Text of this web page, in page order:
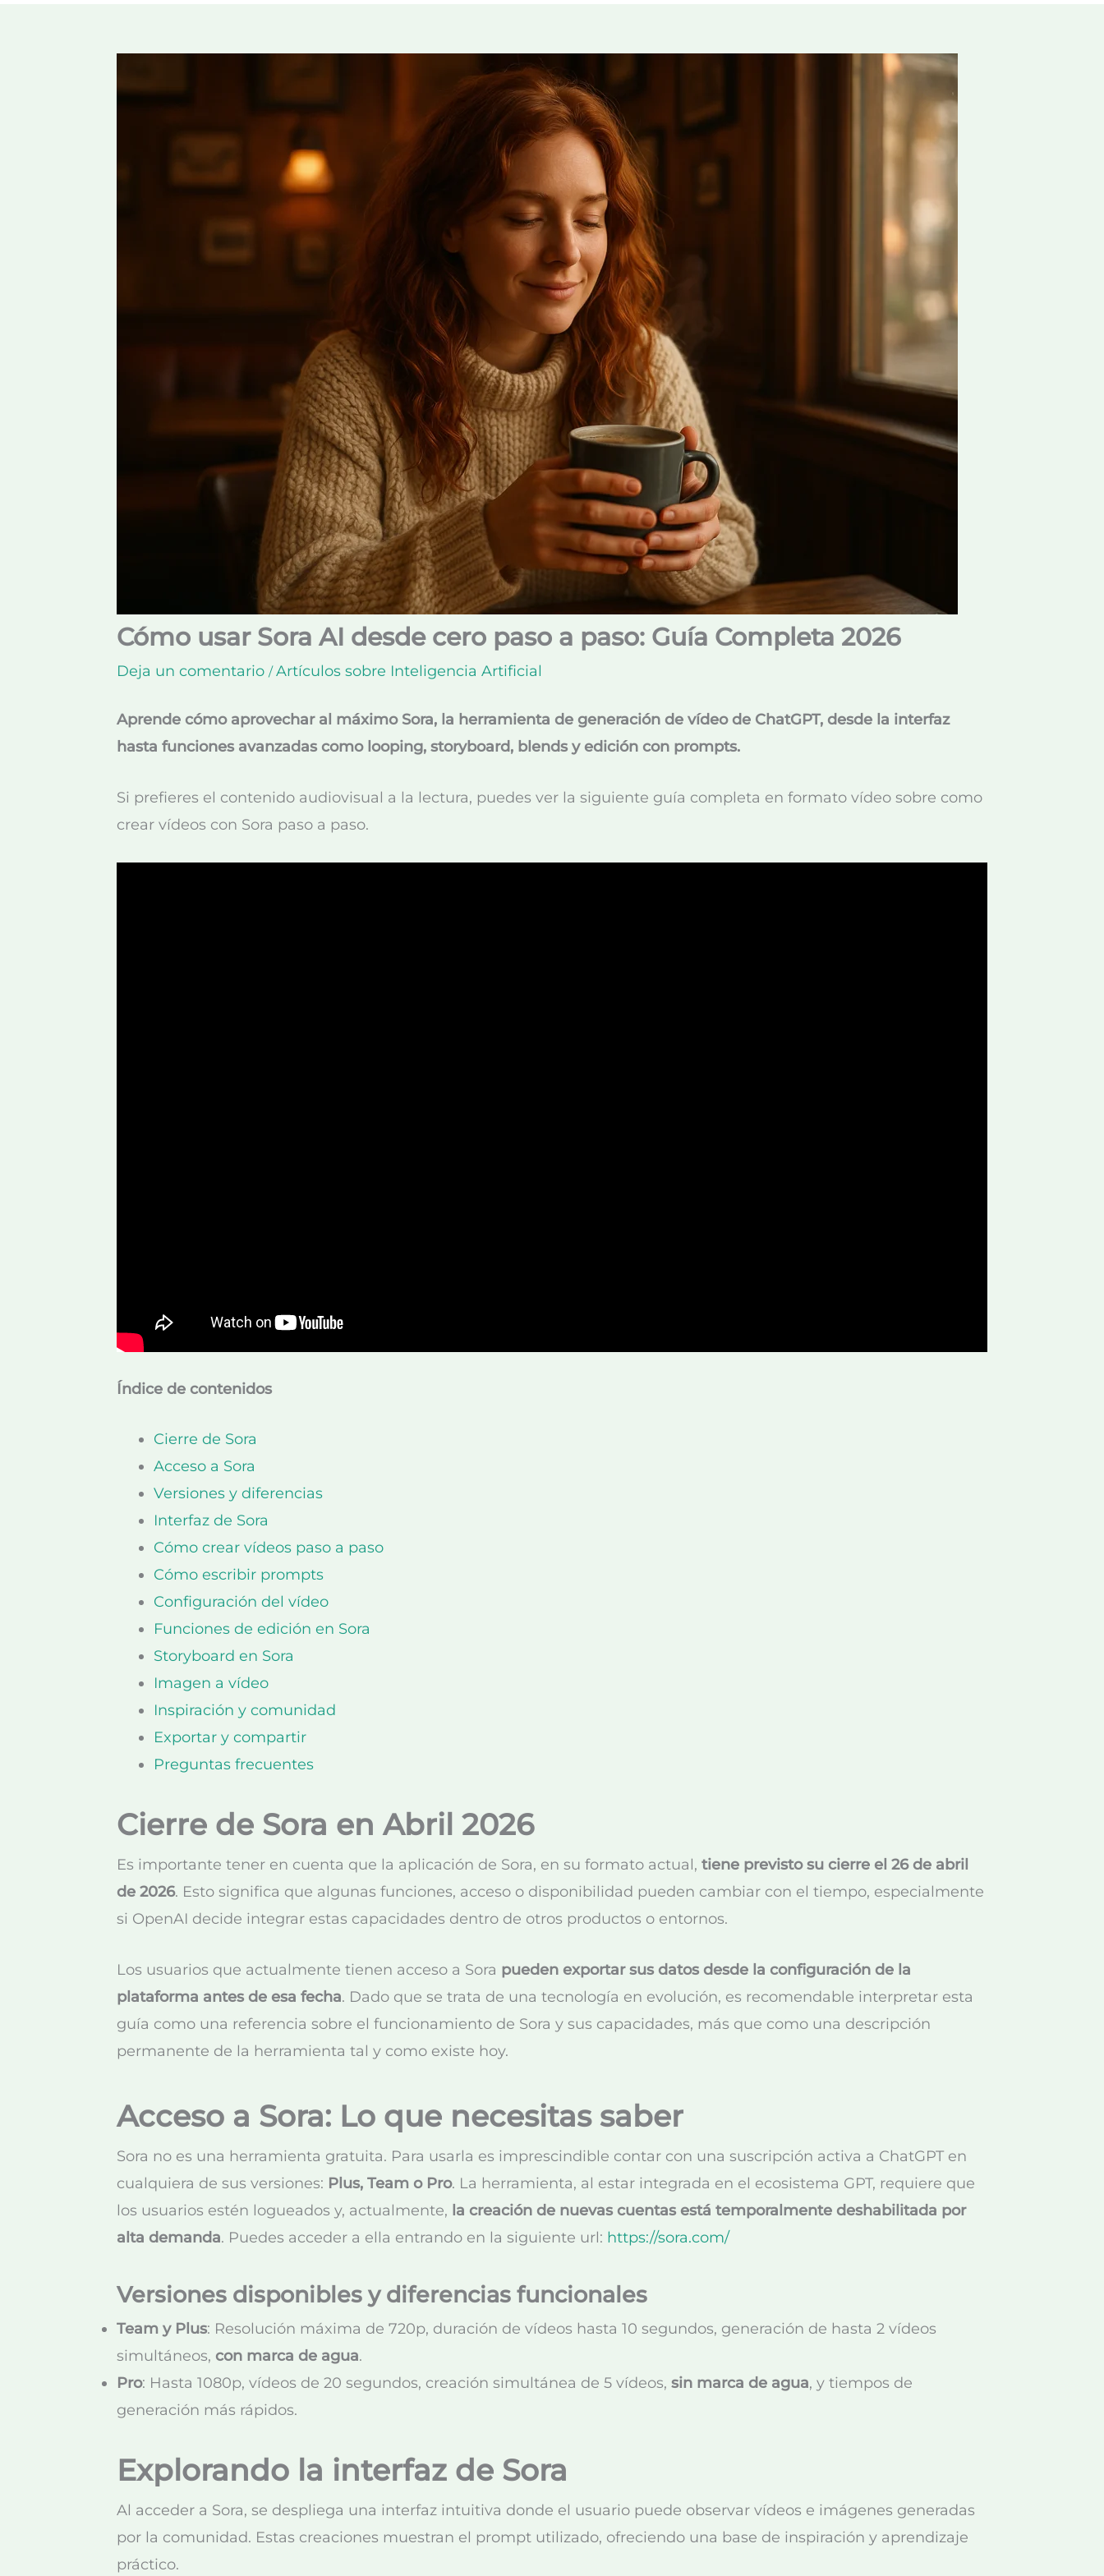
Cómo usar Sora AI desde cero paso a paso: Guía Completa 2026
Deja un comentario /Artículos sobre Inteligencia Artificial
Aprende cómo aprovechar al máximo Sora, la herramienta de generación de vídeo de ChatGPT, desde la interfaz
hasta funciones avanzadas como looping, storyboard, blends y edición con prompts.
Si prefieres el contenido audiovisual a la lectura, puedes ver la siguiente guía completa en formato vídeo sobre como
crear vídeos con Sora paso a paso.
Índice de contenidos
Cierre de Sora
Acceso a Sora
Versiones y diferencias
Interfaz de Sora
Cómo crear vídeos paso a paso
Cómo escribir prompts
Configuración del vídeo
Funciones de edición en Sora
Storyboard en Sora
Imagen a vídeo
Inspiración y comunidad
Exportar y compartir
Preguntas frecuentes
Cierre de Sora en Abril 2026
Es importante tener en cuenta que la aplicación de Sora, en su formato actual, tiene previsto su cierre el 26 de abril
de 2026. Esto significa que algunas funciones, acceso o disponibilidad pueden cambiar con el tiempo, especialmente
si OpenAI decide integrar estas capacidades dentro de otros productos o entornos.
Los usuarios que actualmente tienen acceso a Sora pueden exportar sus datos desde la configuración de la
plataforma antes de esa fecha. Dado que se trata de una tecnología en evolución, es recomendable interpretar esta
guía como una referencia sobre el funcionamiento de Sora y sus capacidades, más que como una descripción
permanente de la herramienta tal y como existe hoy.
Acceso a Sora: Lo que necesitas saber
Sora no es una herramienta gratuita. Para usarla es imprescindible contar con una suscripción activa a ChatGPT en
cualquiera de sus versiones: Plus, Team o Pro. La herramienta, al estar integrada en el ecosistema GPT, requiere que
los usuarios estén logueados y, actualmente, la creación de nuevas cuentas está temporalmente deshabilitada por
alta demanda. Puedes acceder a ella entrando en la siguiente url: https://sora.com/
Versiones disponibles y diferencias funcionales
Team y Plus: Resolución máxima de 720p, duración de vídeos hasta 10 segundos, generación de hasta 2 vídeos
simultáneos, con marca de agua.
Pro: Hasta 1080p, vídeos de 20 segundos, creación simultánea de 5 vídeos, sin marca de agua, y tiempos de
generación más rápidos.
Explorando la interfaz de Sora
Al acceder a Sora, se despliega una interfaz intuitiva donde el usuario puede observar vídeos e imágenes generadas
por la comunidad. Estas creaciones muestran el prompt utilizado, ofreciendo una base de inspiración y aprendizaje
práctico.